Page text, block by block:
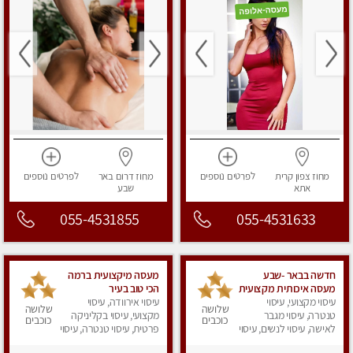
מחוז צפוןקרית
אתא
לפרטים נוספים
055-4531633
מחוז דרום באר
שבע
לפרטים נוספים
055-4531855
חדשה בבאר -שבע
מעסה איכותית מקצועית
ומפנקת
עיסוי מקצועי, עיסוי
טנטרה, עיסוי מגבר
לאישה, עיסוי לנשים, עיסוי
שלושה
כוכבים
מעסה מיקצועית ברמה
הכי טוב בעיר
עיסוי אירוודה, עיסוי
מקצועי, עיסוי בקליניקה
פרטית, עיסוי טנטרה, עיסוי
שלושה
כוכבים